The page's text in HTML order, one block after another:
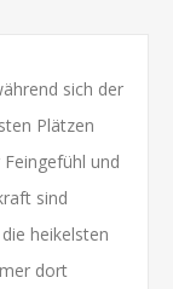
sich der
Plätzen
und
sind
heikelsten
dort